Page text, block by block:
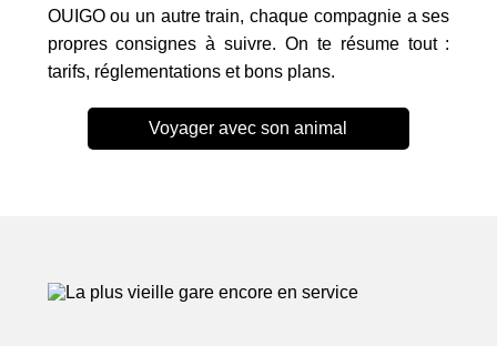
OUIGO ou un autre train, chaque compagnie a ses
propres consignes à suivre. On te résume tout :
tarifs, réglementations et bons plans.
Voyager avec son animal